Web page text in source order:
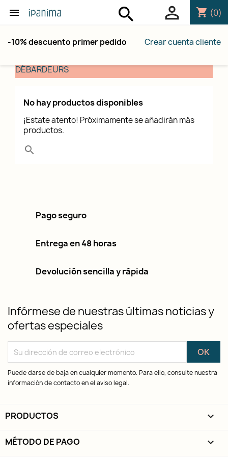
 shopping_cart (0)
person_outline
search
-10% descuento primer pedido Crear cuenta cliente
DÉBARDEURS
No hay productos disponibles
¡Estate atento! Próximamente se añadirán más
productos.
search
Pago seguro
Entrega en 48 horas
Devolución sencilla y rápida
Infórmese de nuestras últimas noticias y
ofertas especiales
Puede darse de baja en cualquier momento. Para ello, consulte nuestra
información de contacto en el aviso legal.
PRODUCTOS 
MÉTODO DE PAGO keyboard_arrow_down